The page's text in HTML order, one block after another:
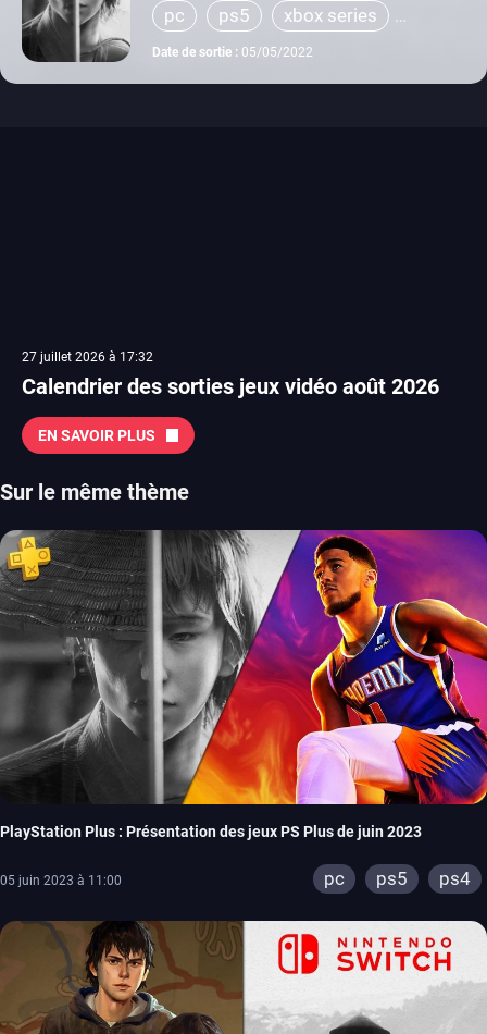
pc ps5
xbox series
switch
ps4
Date de sortie : 05/05/2022
27 juillet 2026 à 17:32
Calendrier des sorties jeux vidéo août 2026
EN SAVOIR PLUS
Sur le même thème
PlayStation Plus : Présentation des jeux PS Plus de juin 2023
05 juin 2023 à 11:00 pc ps5 ps4